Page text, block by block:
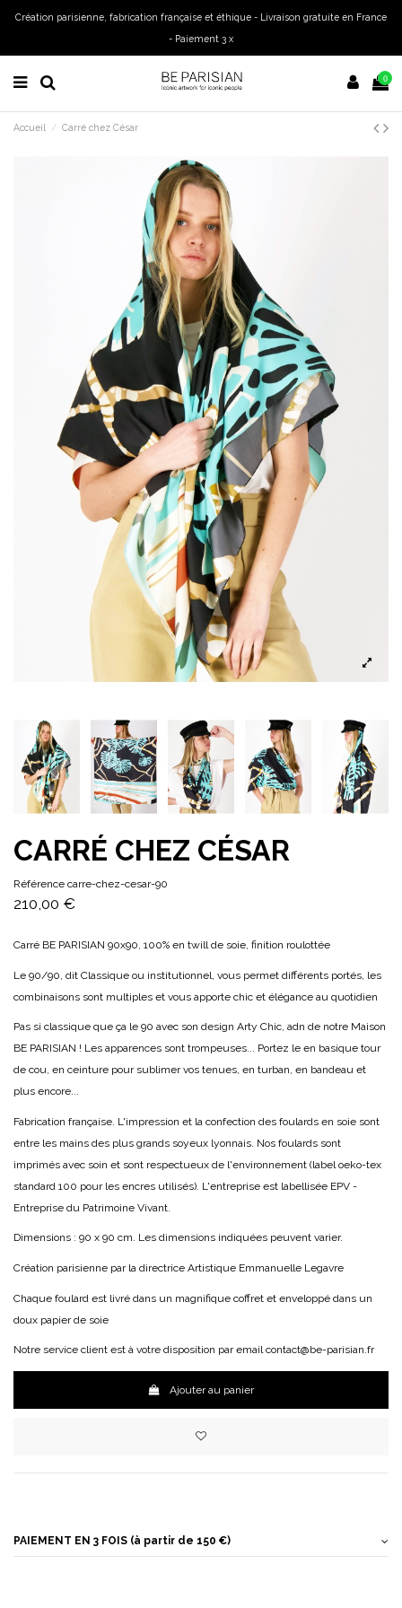
Création parisienne, fabrication française et éthique - Livraison gratuite en France
- Paiement 3 x
0
Accueil Carré chez César
CARRÉ CHEZ CÉSAR
Référence carre-chez-cesar-90
210,00 €
Carré BE PARISIAN 90x90, 100% en twill de soie, finition roulottée
Le 90/90, dit Classique ou institutionnel, vous permet différents portés, les
combinaisons sont multiples et vous apporte chic et élégance au quotidien
Pas si classique que ça le 90 avec son design Arty Chic, adn de notre Maison
BE PARISIAN ! Les apparences sont trompeuses... Portez le en basique tour
de cou, en ceinture pour sublimer vos tenues, en turban, en bandeau et
plus encore...
Fabrication française. L'impression et la confection des foulards en soie sont
entre les mains des plus grands soyeux lyonnais. Nos foulards sont
imprimés avec soin et sont respectueux de l'environnement (label oeko-tex
standard 100 pour les encres utilisés). L'entreprise est labellisée EPV -
Entreprise du Patrimoine Vivant.
Dimensions : 90 x 90 cm. Les dimensions indiquées peuvent varier.
Création parisienne par la directrice Artistique Emmanuelle Legavre
Chaque foulard est livré dans un magnifique coffret et enveloppé dans un
doux papier de soie
Notre service client est à votre disposition par email contact@be-parisian.fr
Ajouter au panier
PAIEMENT EN 3 FOIS (à partir de 150 €)